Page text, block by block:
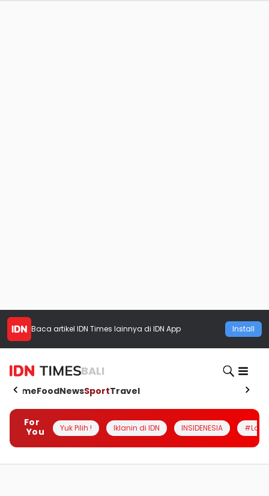
Baca artikel IDN Times lainnya di IDN App Install
BALI
HomeFoodNewsSportTravel
For
You
Yuk Pilih ! Iklanin di IDN INSIDENESIA